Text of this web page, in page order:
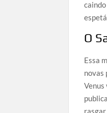
O
Essa
novas
Venus